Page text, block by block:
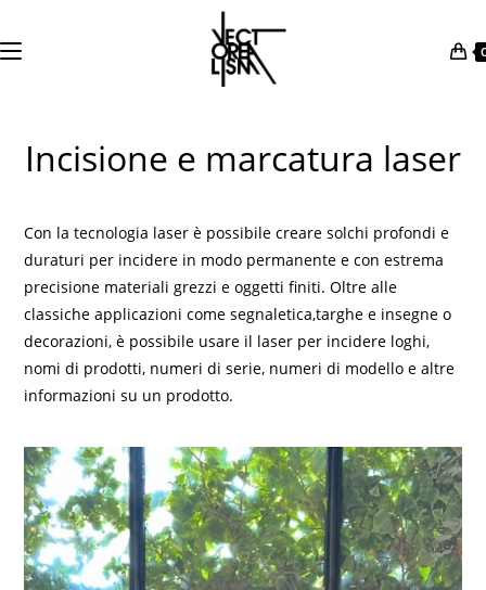
al
contenuto
Incisione e marcatura laser
Con la tecnologia laser è possibile creare solchi profondi e
duraturi per incidere in modo permanente e con estrema
precisione materiali grezzi e oggetti finiti. Oltre alle
classiche applicazioni comesegnaletica,targhe e insegne o
decorazioni, è possibile usare il laser per incidere loghi,
nomi di prodotti, numeri di serie, numeri di modello e altre
informazioni su un prodotto.